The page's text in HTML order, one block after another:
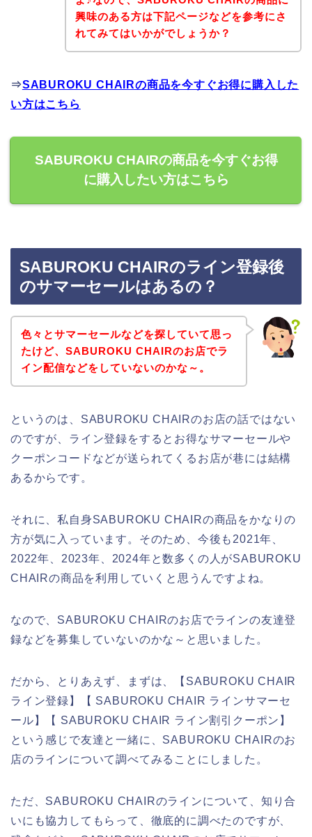
興味のある方は下記ページなどを参考にさ
れてみてはいかがでしょうか？
⇒SABUROKU CHAIRの商品を今すぐお得に購入した
い方はこちら
SABUROKU CHAIRの商品を今すぐお得
に購入したい方はこちら
SABUROKU CHAIRのライン登録後
のサマーセールはあるの？
色々とサマーセールなどを探していて思っ
たけど、SABUROKU CHAIRのお店でラ
イン配信などをしていないのかな～。
というのは、SABUROKU CHAIRのお店の話ではない
のですが、ライン登録をするとお得なサマーセールや
クーポンコードなどが送られてくるお店が巷には結構
あるからです。
それに、私自身SABUROKU CHAIRの商品をかなりの
方が気に入っています。そのため、今後も2021年、
2022年、2023年、2024年と数多くの人がSABUROKU
CHAIRの商品を利用していくと思うんですよね。
なので、SABUROKU CHAIRのお店でラインの友達登
録などを募集していないのかな～と思いました。
だから、とりあえず、まずは、【SABUROKU CHAIR
ライン登録】【 SABUROKU CHAIR ラインサマーセ
ール】【 SABUROKU CHAIR ライン割引クーポン】
という感じで友達と一緒に、SABUROKU CHAIRのお
店のラインについて調べてみることにしました。
ただ、SABUROKU CHAIRのラインについて、知り合
いにも協力してもらって、徹底的に調べたのですが、